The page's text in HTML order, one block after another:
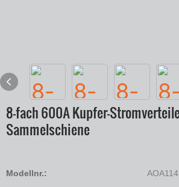
8-fach 600A Kupfer-
Sammelschiene
Modellnr.: